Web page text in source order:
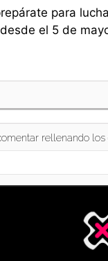
para
el 5 de
rellenando los